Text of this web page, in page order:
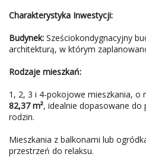
Charakterystyka Inwestycji:
Budynek: Sześciokondygnacyjny
architekturą, w którym
Rodzaje mieszkań:
1, 2, 3 i 4-pokojowe mieszkania, o
82,37 m², idealnie dopasowane do
rodzin.
Mieszkania z balkonami lub
przestrzeń do relaksu.